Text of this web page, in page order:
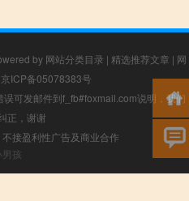
by 网站分类目录 | 精选推荐文章 | 网
京ICP备05078383号
可发邮件到f_fb#foxmail.com说明，我们
正，谢谢
接盈利性广告及商业合作
男孩